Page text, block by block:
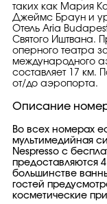
таких как Мария
Джеймс Браун и
Отель Aria
Святого Иштвана.
оперного театра
международного
составляет 17 км.
от/до аэропорта.
Описание
Во всех номерах
мультимедийная
Nespresso с
предоставляются
большинстве
гостей
косметические